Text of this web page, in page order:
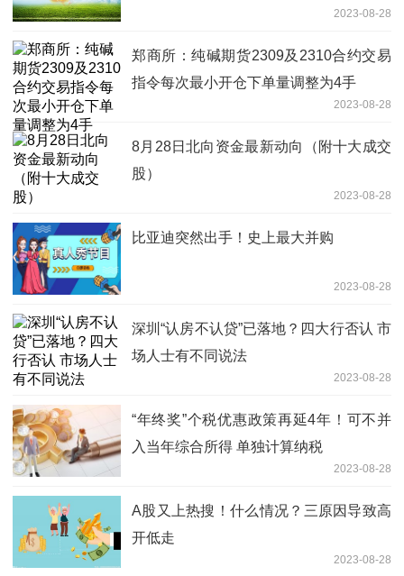
2023-08-28
郑商所：纯碱期货2309及2310合约交易
指令每次最小开仓下单量调整为4手
2023-08-28
8月28日北向资金最新动向（附十大成交
股）
2023-08-28
比亚迪突然出手！史上最大并购
2023-08-28
深圳“认房不认贷”已落地？四大行否认 市
场人士有不同说法
2023-08-28
“年终奖”个税优惠政策再延4年！可不并
入当年综合所得 单独计算纳税
2023-08-28
A股又上热搜！什么情况？三原因导致高
开低走
2023-08-28